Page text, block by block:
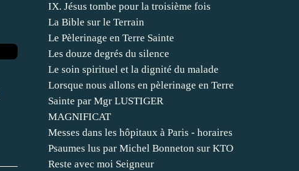
IX. Jésus tombe pour la troisième fois
La Bible sur le Terrain
Le Pèlerinage en Terre Sainte
Les douze degrés du silence
Le soin spirituel et la dignité du malade
Lorsque nous allons en pèlerinage en Terre
Sainte par Mgr LUSTIGER
MAGNIFICAT
Messes dans les hôpitaux à Paris - horaires
Psaumes lus par Michel Bonneton sur KTO
Reste avec moi Seigneur